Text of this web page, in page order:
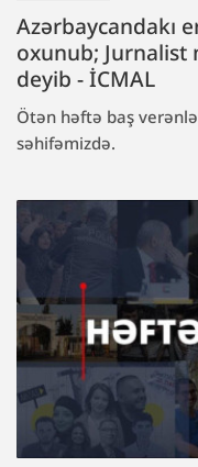
Azərbaycandakı
oxunub;
deyib - İCMAL
Ötən həftə baş
səhifəmizdə.